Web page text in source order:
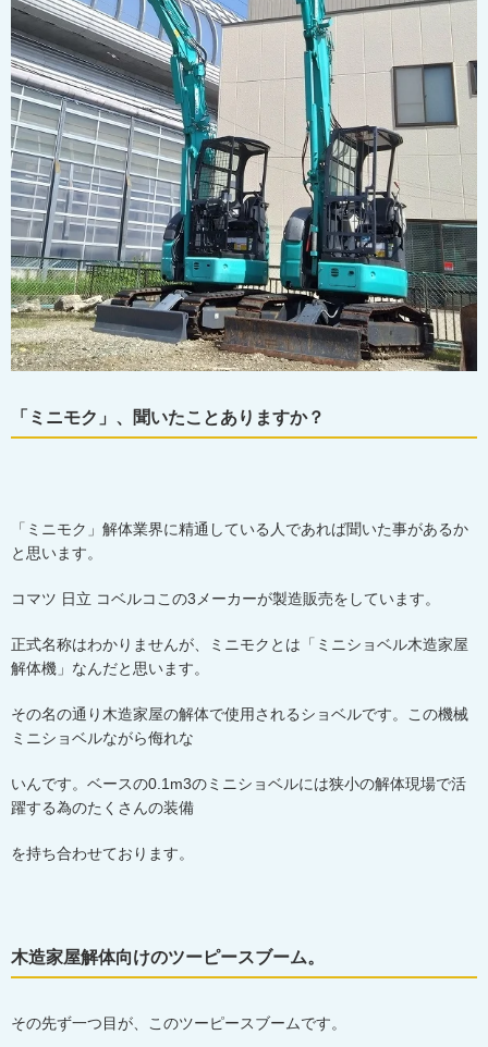
「ミニモク」、聞いたことありますか？
「ミニモク」解体業界に精通している人であれば聞いた事があるか
と思います。
コマツ 日立 コベルコこの3メーカーが製造販売をしています。
正式名称はわかりませんが、ミニモクとは「ミニショベル木造家屋
解体機」なんだと思います。
その名の通り木造家屋の解体で使用されるショベルです。この機械
ミニショベルながら侮れな
いんです。ベースの0.1m3のミニショベルには狭小の解体現場で活
躍する為のたくさんの装備
を持ち合わせております。
木造家屋解体向けのツーピースブーム。
その先ず一つ目が、このツーピースブームです。